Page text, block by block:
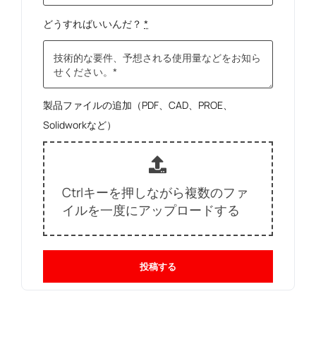
どうすればいいんだ？*
製品ファイルの追加（PDF、CAD、PROE、
Solidworkなど）
Ctrlキーを押しながら複数のファ
イルを一度にアップロードする
投稿する